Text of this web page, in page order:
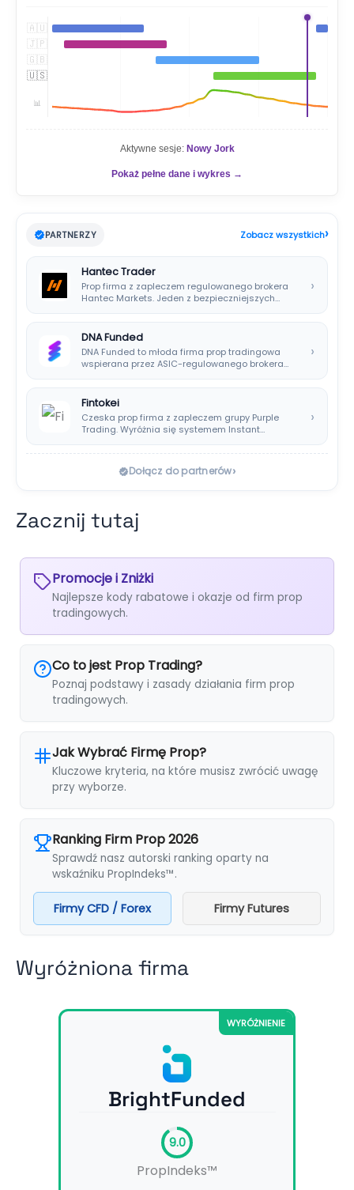
🇦🇺
🇯🇵
🇬🇧
🇺🇸
📊
Aktywne sesje: Nowy Jork
Pokaż pełne dane i wykres →
PARTNERZY Zobacz wszystkich›
Hantec Trader
Prop firma z zapleczem regulowanego brokera
Hantec Markets. Jeden z bezpieczniejszych
›
DNA Funded
DNA Funded to młoda firma prop tradingowa
wspierana przez ASIC-regulowanego brokera
›
Fintokei
Czeska prop firma z zapleczem grupy Purple
Trading. Wyróżnia się systemem Instant
›
Dołącz do partnerów›
Zacznij tutaj
Promocje i Zniżki
Najlepsze kody rabatowe i okazje od firm prop
tradingowych.
Co to jest Prop Trading?
Poznaj podstawy i zasady działania firm prop
tradingowych.
Jak Wybrać Firmę Prop?
Kluczowe kryteria, na które musisz zwrócić uwagę
przy wyborze.
Ranking Firm Prop 2026
Sprawdź nasz autorski ranking oparty na
wskaźniku PropIndeks™.
Firmy CFD / Forex Firmy Futures
Wyróżniona firma
WYRÓŻNIENIE
BrightFunded
9.0
PropIndeks™